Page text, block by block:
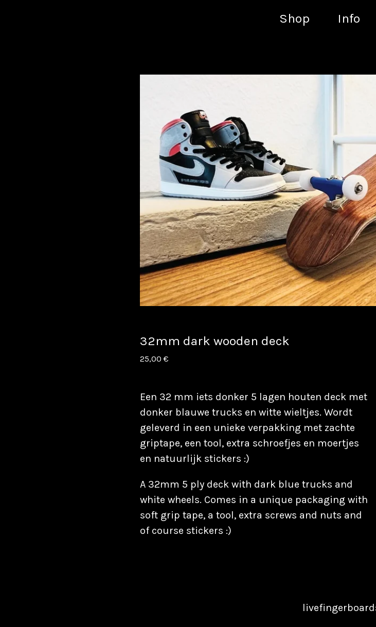
Shop Info
32mm dark wooden deck
25,00 €
Een 32 mm iets donker 5 lagen houten deck met
donker blauwe trucks en witte wieltjes. Wordt
geleverd in een unieke verpakking met zachte
griptape, een tool, extra schroefjes en moertjes
en natuurlijk stickers :)
A 32mm 5 ply deck with dark blue trucks and
white wheels. Comes in a unique packaging with
soft grip tape, a tool, extra screws and nuts and
of course stickers :)